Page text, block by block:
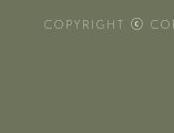
COPYRIGHT ⓒ